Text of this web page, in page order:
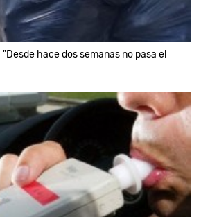
hace dos semanas no pasa el